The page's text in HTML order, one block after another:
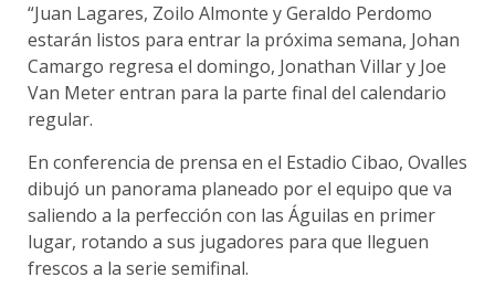
“Juan Lagares, Zoilo Almonte y Geraldo Perdomo
estarán listos para entrar la próxima semana, Johan
Camargo regresa el domingo, Jonathan Villar y Joe
Van Meter entran para la parte final del calendario
regular.
En conferencia de prensa en el Estadio Cibao, Ovalles
dibujó un panorama planeado por el equipo que va
saliendo a la perfección con las Águilas en primer
lugar, rotando a sus jugadores para que lleguen
frescos a la serie semifinal.